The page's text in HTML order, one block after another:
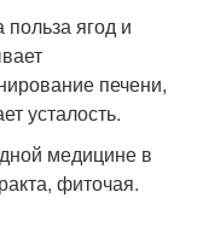
ягод и
печени,
усталость.
медицине в
фиточая.